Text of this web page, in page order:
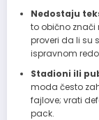
Nedostaju
to obično znači
proveri da li su
ispravnom
Stadioni ili
moda često
fajlove; vrati
pack.